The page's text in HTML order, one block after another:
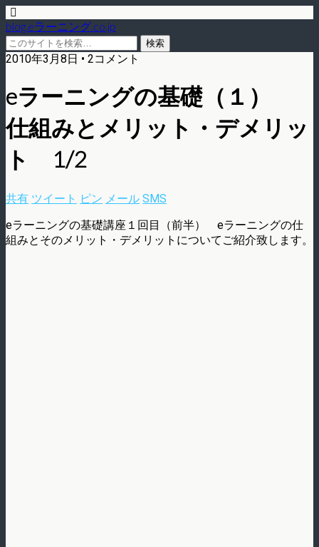
blog.eラーニング.co.jp
2010年3月8日 • 2コメント
eラーニングの基礎（１）
仕組みとメリット・デメリッ
ト 1/2
共有 ツイート ピン メール SMS
eラーニングの基礎講座１回目（前半） eラーニングの仕
組みとそのメリット・デメリットについてご紹介致します。